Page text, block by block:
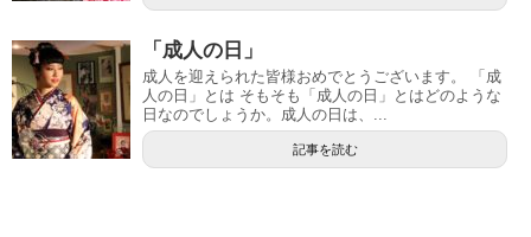
「成人の日」
成人を迎えられた皆様おめでとうございます。 「成
人の日」とは そもそも「成人の日」とはどのような
日なのでしょうか。成人の日は、...
記事を読む